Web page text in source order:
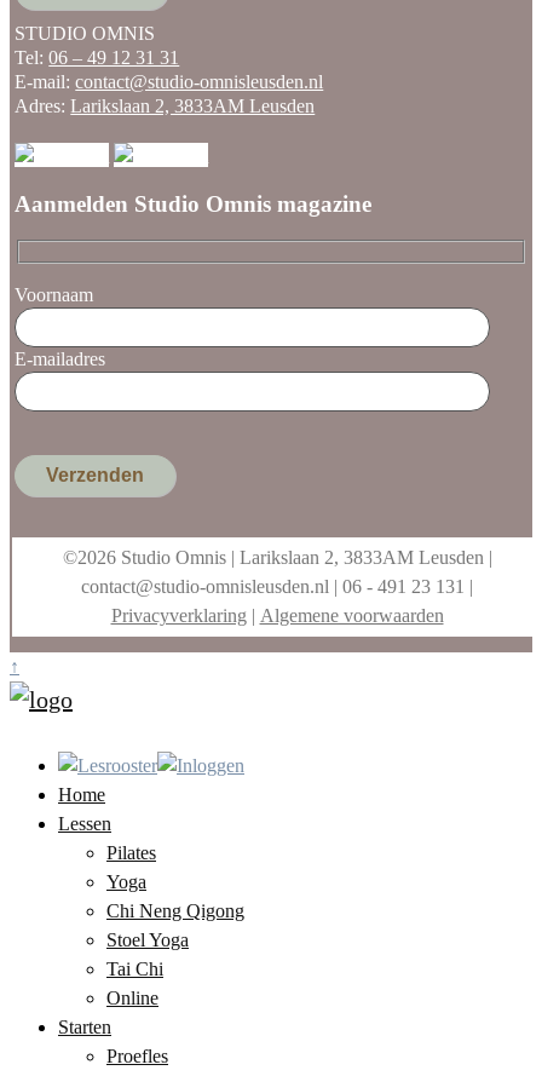
STUDIO OMNIS
Tel:06 – 49 12 31 31
E-mail:contact@studio-omnisleusden.nl
Adres:Larikslaan 2, 3833AM Leusden
Aanmelden Studio Omnis magazine
Voornaam
E-mailadres
©2026 Studio Omnis | Larikslaan 2, 3833AM Leusden |
contact@studio-omnisleusden.nl | 06 - 491 23 131 |
Privacyverklaring | Algemene voorwaarden
↑
Home
Lessen
Pilates
Yoga
Chi Neng Qigong
Stoel Yoga
Tai Chi
Online
Starten
Proefles